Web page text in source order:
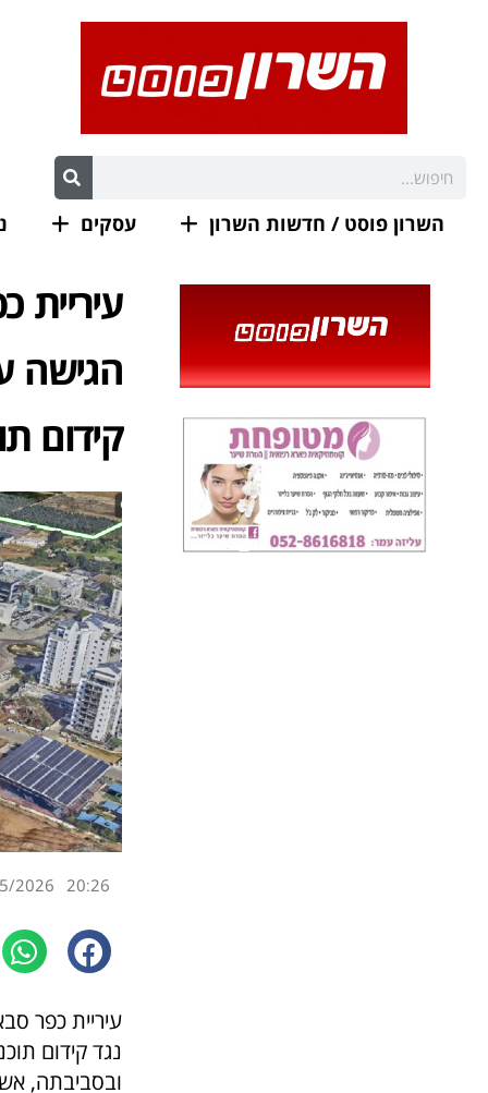
השרון פוסט / חדשות השרון עסקים
הגישה
קידום
20:26
2026
עיריית כפר
נגד קידום
ובסביבתה,